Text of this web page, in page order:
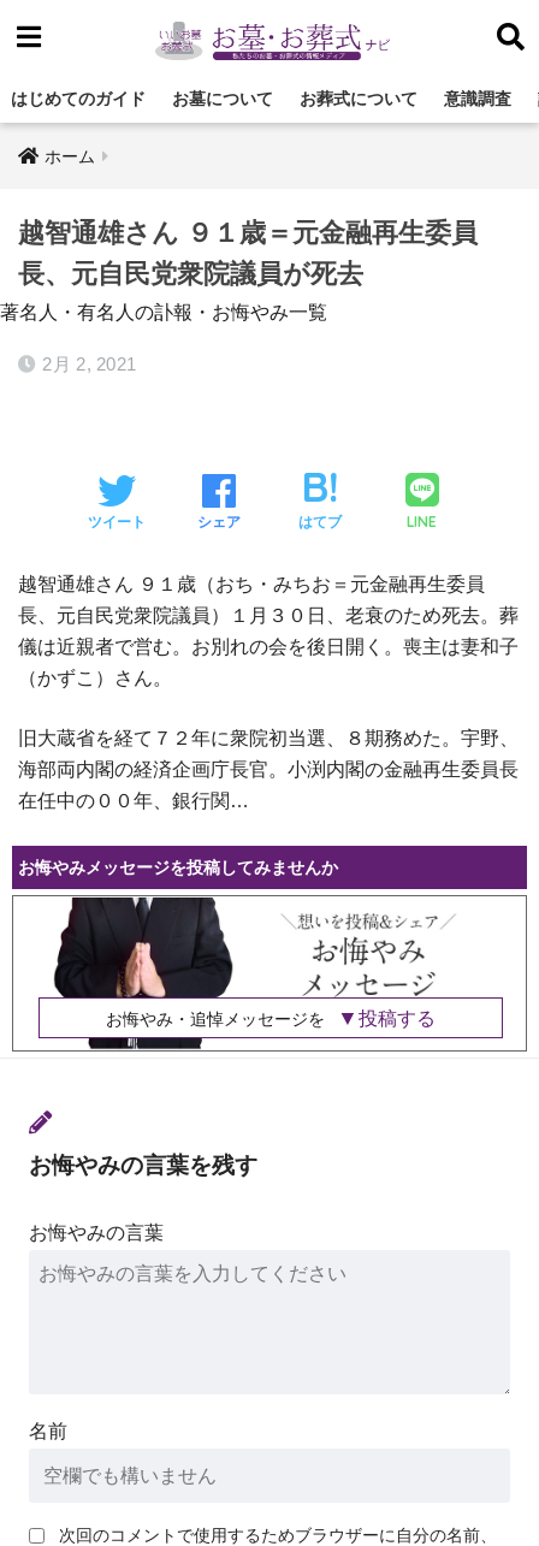
はじめてのガイド お墓について お葬式について 意識調査
ホーム
越智通雄さん ９１歳＝元金融再生委員
長、元自民党衆院議員が死去
著名人・有名人の訃報・お悔やみ一覧
2月 2, 2021
ツイート シェア はてブ LINE
越智通雄さん ９１歳（おち・みちお＝元金融再生委員
長、元自民党衆院議員）１月３０日、老衰のため死去。葬
儀は近親者で営む。お別れの会を後日開く。喪主は妻和子
（かずこ）さん。
旧大蔵省を経て７２年に衆院初当選、８期務めた。宇野、
海部両内閣の経済企画庁長官。小渕内閣の金融再生委員長
在任中の００年、銀行関…
お悔やみメッセージを投稿してみませんか
お悔やみ・追悼メッセージを 投稿する
お悔やみの言葉を残す
お悔やみの言葉
名前
次回のコメントで使用するためブラウザーに自分の名前、